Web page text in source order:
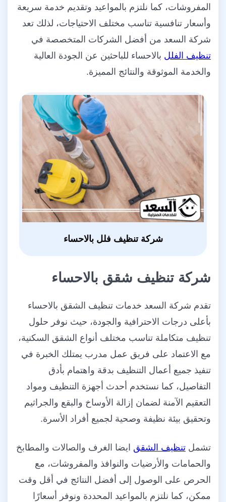
المفروشات، كما نلتزم بالمواعيد وتقديم خدمة سريعة
وأسعار تنافسية تناسب مختلف الاحتياجات، لذلك تعد
شركة السعد من أفضل الشركات المتخصصة في
تنظيف الفلل بالاحساء للباحثين عن الجودة العالية
والخدمة الموثوقة والنتائج المميزة.
شركة تنظيف فلل بالاحساء
شركة تنظيف شقق بالاحساء
تقدم شركة السعد خدمات تنظيف الشقق بالاحساء
بأعلى درجات الاحترافية والجودة، حيث نوفر حلول
تنظيف متكاملة تناسب مختلف أنواع الشقق السكنية،
مع الاعتماد على فريق عمل مدرب يمتلك الخبرة في
تنفيذ جميع أعمال التنظيف بدقة واهتمام بأدق
التفاصيل، كما نستخدم أحدث أجهزة التنظيف ومواد
التعقيم الآمنة لضمان إزالة الأوساخ والبقع والجراثيم
وتحقيق بيئة نظيفة وصحية لجميع أفراد الأسرة.
تشمل تنظيف الشقق ايضا الغرف والصالات والمطابخ
والحمامات والأرضيات والنوافذ والمفروشات، مع
الحرص على الوصول إلى أفضل النتائج في أقل وقت
ممكن، كما نلتزم بالمواعيد المحددة ونوفر أسعارًا